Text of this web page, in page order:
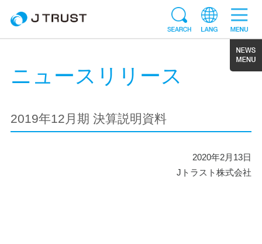
ニュースリリース
2019年12月期 決算説明資料
2020年2月13日
Jトラスト株式会社